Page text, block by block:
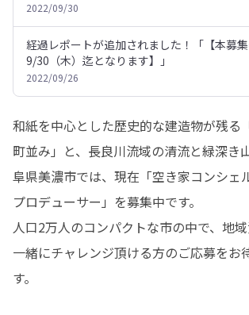
2022/09/30
経過レポートが追加されました！「【本募
9/30（木）迄となります】」
2022/09/26
和紙を中心とした歴史的な建造物が残る
町並み」と、長良川流域の清流と緑深き
阜県美濃市では、現在「空き家コンシェ
プロデューサー」を募集中です。
人口2万人のコンパクトな市の中で、地
一緒にチャレンジ頂ける方のご応募をお
す。